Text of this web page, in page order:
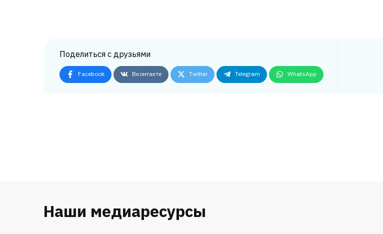
Поделиться с друзьями
Facebook Вконтакте Twitter Telegram WhatsApp
Наши медиаресурсы